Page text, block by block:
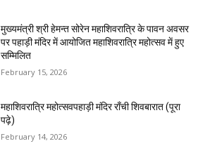
मुख्यमंत्री श्री हेमन्त सोरेन महाशिवरात्रि के पावन अवसर
पर पहाड़ी मंदिर में आयोजित महाशिवरात्रि महोत्सव में हुए
सम्मिलित
February 15, 2026
महाशिवरात्रि महोत्सवपहाड़ी मंदिर राँची शिवबारात (पूरा
पढ़े)
February 14, 2026